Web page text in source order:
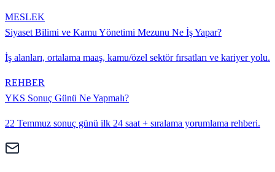
MESLEK
Siyaset Bilimi ve Kamu Yönetimi Mezunu Ne İş Yapar?
İş alanları, ortalama maaş, kamu/özel sektör fırsatları ve kariyer yolu.
REHBER
YKS Sonuç Günü Ne Yapmalı?
22 Temmuz sonuç günü ilk 24 saat + sıralama yorumlama rehberi.